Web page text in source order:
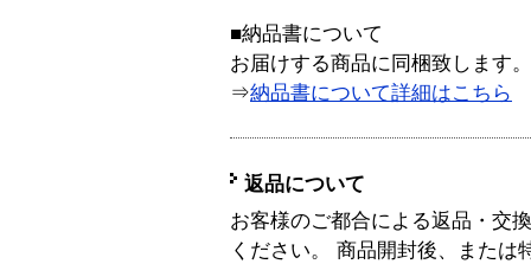
■納品書について
お届けする商品に同梱致します。
⇒納品書について詳細はこちら
返品について
お客様のご都合による返品・交
ください。 商品開封後、または